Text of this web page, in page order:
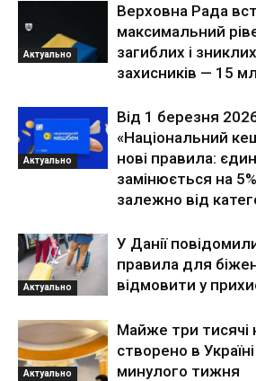
Актуально
Верховна Рада
максимальний
загиблих і
захисників — 15
Актуально
Від 1 березня
«Національний
нові правила:
замінюється на
залежно від
Актуально
У Данії
правила для
відмовити у
Актуально
Майже три тисячі
створено в
минулого тижня